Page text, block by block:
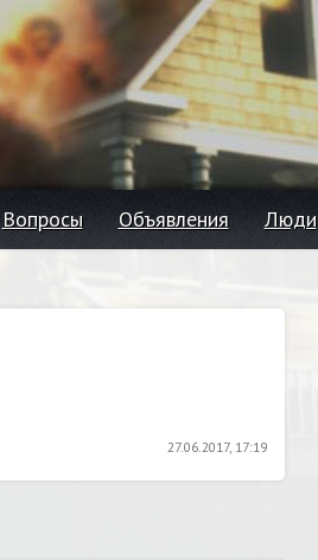
Вопросы Объявления Люди
27.06.2017, 17:19